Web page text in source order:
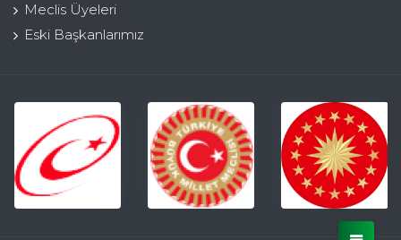
Meclis Üyeleri
Eski Başkanlarımız